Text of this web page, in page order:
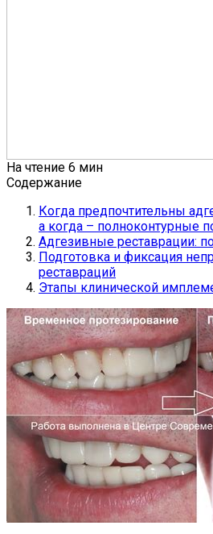
На чтение 6 мин
Содержание
Когда предпочтительны
а когда – полноконтурные
Адгезивные реставрации:
Подготовка и фиксация
реставраций
Этапы клинической